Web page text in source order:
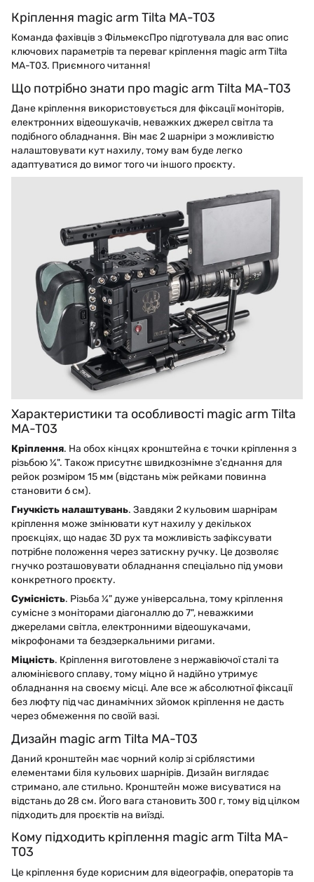
Кріплення magic arm Tilta MA-T03
Команда фахівців з ФільмексПро підготувала для вас опис
ключових параметрів та переваг кріплення magic arm Tilta
MA-T03. Приємного читання!
Що потрібно знати про magic arm Tilta MA-T03
Дане кріплення використовується для фіксації моніторів,
електронних відеошукачів, неважких джерел світла та
подібного обладнання. Він має 2 шарніри з можливістю
налаштовувати кут нахилу, тому вам буде легко
адаптуватися до вимог того чи іншого проєкту.
Характеристики та особливості magic arm Tilta
MA-T03
Кріплення. На обох кінцях кронштейна є точки кріплення з
різьбою ¼". Також присутнє швидкознімне з'єднання для
рейок розміром 15 мм (відстань між рейками повинна
становити 6 см).
Гнучкість налаштувань. Завдяки 2 кульовим шарнірам
кріплення може змінювати кут нахилу у декількох
проєкціях, що надає 3D рух та можливість зафіксувати
потрібне положення через затискну ручку. Це дозволяє
гнучко розташовувати обладнання спеціально під умови
конкретного проєкту.
Сумісність. Різьба ¼" дуже універсальна, тому кріплення
сумісне з моніторами діагоналлю до 7", неважкими
джерелами світла, електронними відеошукачами,
мікрофонами та бездзеркальними ригами.
Міцність. Кріплення виготовлене з нержавіючої сталі та
алюмінієвого сплаву, тому міцно й надійно утримує
обладнання на своєму місці. Але все ж абсолютної фіксації
без люфту під час динамічних зйомок кріплення не дасть
через обмеження по своїй вазі.
Дизайн magic arm Tilta MA-T03
Даний кронштейн має чорний колір зі сріблястими
елементами біля кульових шарнірів. Дизайн виглядає
стримано, але стильно. Кронштейн може висуватися на
відстань до 28 см. Його вага становить 300 г, тому від цілком
підходить для проєктів на виїзді.
Кому підходить кріплення magic arm Tilta MA-
T03
Це кріплення буде корисним для відеографів, операторів та